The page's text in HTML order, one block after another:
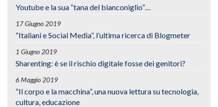
Youtube e la sua “tana del bianconiglio”…
17 Giugno 2019
“Italiani e Social Media”, l’ultima ricerca di Blogmeter
1 Giugno 2019
Sharenting: è se il rischio digitale fosse dei genitori?
6 Maggio 2019
“Il corpo e la macchina”, una nuova lettura su tecnologia,
cultura, educazione